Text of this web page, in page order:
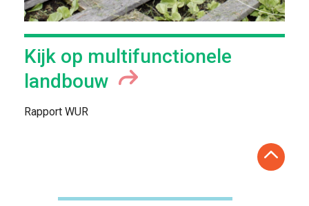
Kijk op multifunctionele
landbouw
Rapport WUR